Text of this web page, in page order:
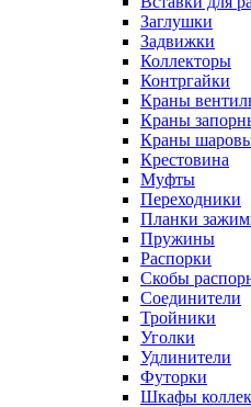
Заглушки
Задвижки
Коллекторы
Контргайки
Краны
Краны
Краны
Крестовина
Муфты
Переходники
Планки
Пружины
Распорки
Скобы
Соединители
Тройники
Уголки
Удлинители
Футорки
Шкафы